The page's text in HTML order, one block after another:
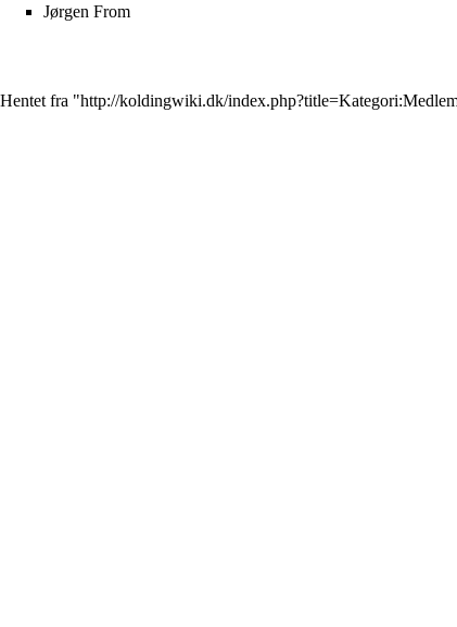
Jørgen From
Hentet fra "http://koldingwiki.dk/